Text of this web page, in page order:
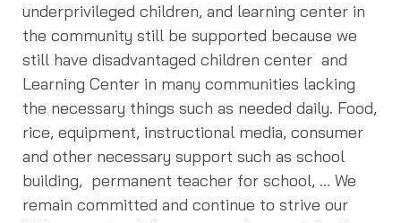
underprivileged children, and learning center in
the community still be supported because we
still have disadvantaged children center and
Learning Center in many communities lacking
the necessary things such as needed daily. Food,
rice, equipment, instructional media, consumer
and other necessary support such as school
building, permanent teacher for school, … We
remain committed and continue to strive our